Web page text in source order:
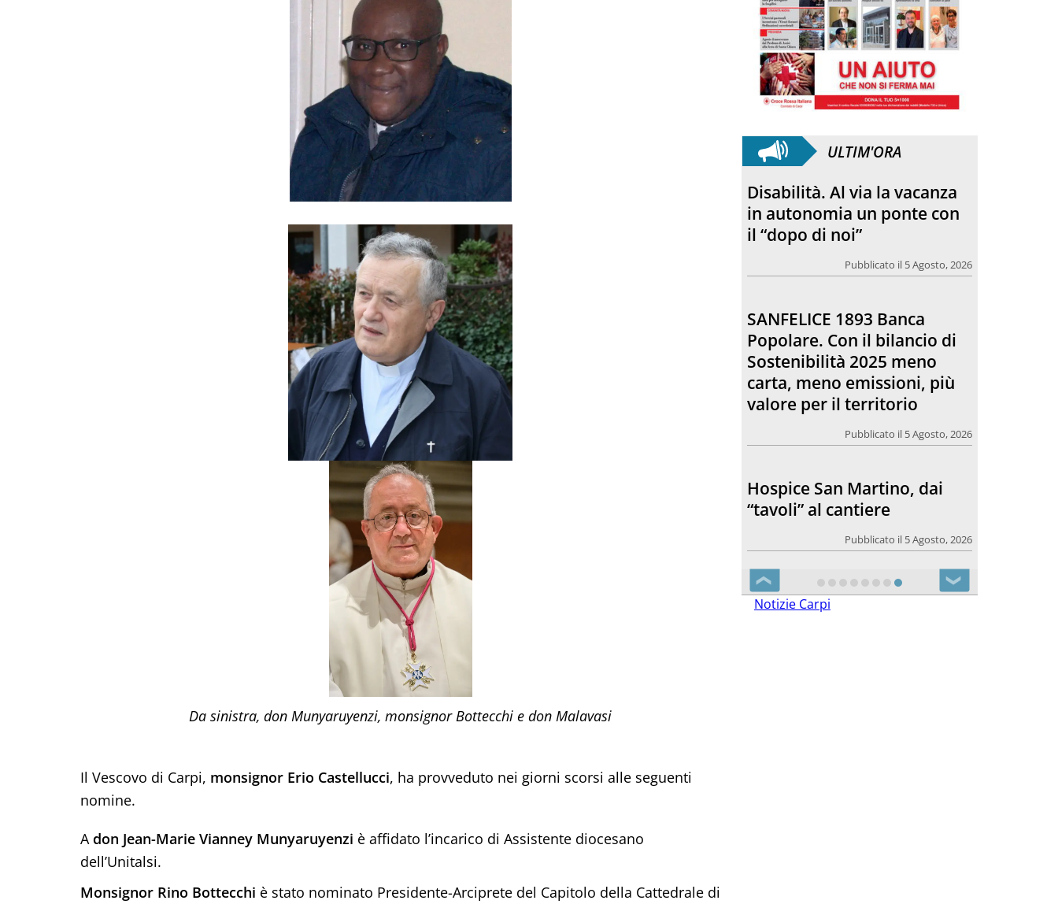
Da sinistra, don Munyaruyenzi, monsignor Bottecchi e don Malavasi
Il Vescovo di Carpi, monsignor Erio Castellucci, ha provveduto nei giorni scorsi alle seguenti
nomine.
A don Jean-Marie Vianney Munyaruyenzi è affidato l’incarico di Assistente diocesano
dell’Unitalsi.
Monsignor Rino Bottecchi è stato nominato Presidente-Arciprete del Capitolo della Cattedrale di
ULTIM'ORA
Disabilità. Al via la vacanza
in autonomia un ponte con
il “dopo di noi”
Pubblicato il 5 Agosto, 2026
SANFELICE 1893 Banca
Popolare. Con il bilancio di
Sostenibilità 2025 meno
carta, meno emissioni, più
valore per il territorio
Pubblicato il 5 Agosto, 2026
Hospice San Martino, dai
“tavoli” al cantiere
Pubblicato il 5 Agosto, 2026
❮ ❯
Notizie Carpi